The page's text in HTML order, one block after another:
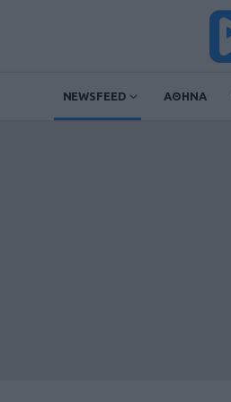
NEWSFEED ΑΘΗΝΑ